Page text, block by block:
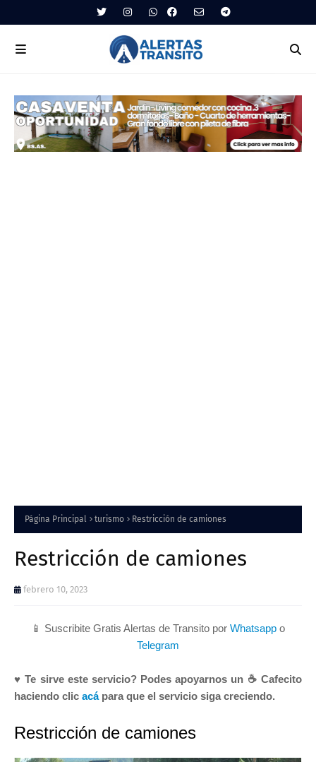
Página Principal turismo Restricción de camiones
Restricción de camiones
febrero 10, 2023
📱 Suscribite Gratis Alertas de Transito por Whatsapp o
Telegram
♥ Te sirve este servicio? Podes apoyarnos un ☕ Cafecito
haciendo clic acápara que el servicio siga creciendo.
Restricción de camiones